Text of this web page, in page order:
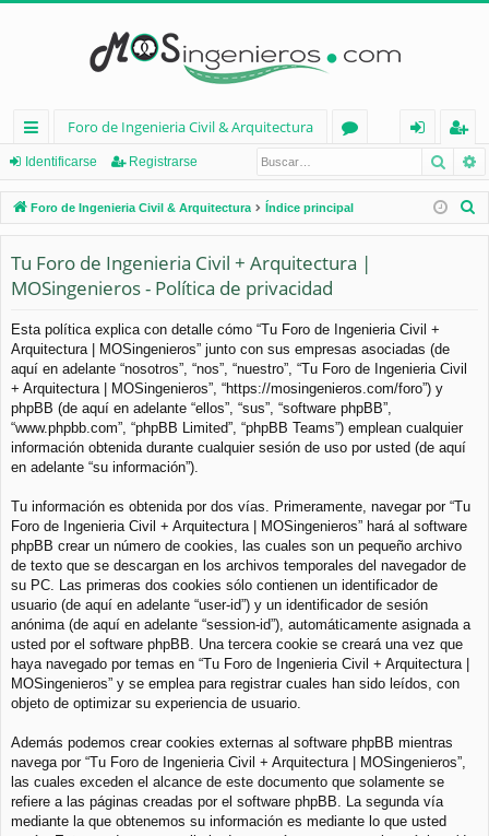
nl
ac
es
rá
pi
d
os
Foro de Ingenieria Civil & Arquitectura
os
nt
ifi
e
eg
ist
ra
Identificarse Registrarse
Foro de Ingenieria Civil & Arquitectura Índice principal
Tu Foro de Ingenieria Civil + Arquitectura |
MOSingenieros - Política de privacidad
Esta política explica con detalle cómo “Tu Foro de Ingenieria Civil +
Arquitectura | MOSingenieros” junto con sus empresas asociadas (de
aquí en adelante “nosotros”, “nos”, “nuestro”, “Tu Foro de Ingenieria Civil
+ Arquitectura | MOSingenieros”, “https://mosingenieros.com/foro”) y
phpBB (de aquí en adelante “ellos”, “sus”, “software phpBB”,
“www.phpbb.com”, “phpBB Limited”, “phpBB Teams”) emplean cualquier
información obtenida durante cualquier sesión de uso por usted (de aquí
en adelante “su información”).
Tu información es obtenida por dos vías. Primeramente, navegar por “Tu
Foro de Ingenieria Civil + Arquitectura | MOSingenieros” hará al software
phpBB crear un número de cookies, las cuales son un pequeño archivo
de texto que se descargan en los archivos temporales del navegador de
su PC. Las primeras dos cookies sólo contienen un identificador de
usuario (de aquí en adelante “user-id”) y un identificador de sesión
anónima (de aquí en adelante “session-id”), automáticamente asignada a
usted por el software phpBB. Una tercera cookie se creará una vez que
haya navegado por temas en “Tu Foro de Ingenieria Civil + Arquitectura |
MOSingenieros” y se emplea para registrar cuales han sido leídos, con
objeto de optimizar su experiencia de usuario.
Además podemos crear cookies externas al software phpBB mientras
navega por “Tu Foro de Ingenieria Civil + Arquitectura | MOSingenieros”,
las cuales exceden el alcance de este documento que solamente se
refiere a las páginas creadas por el software phpBB. La segunda vía
mediante la que obtenemos su información es mediante lo que usted